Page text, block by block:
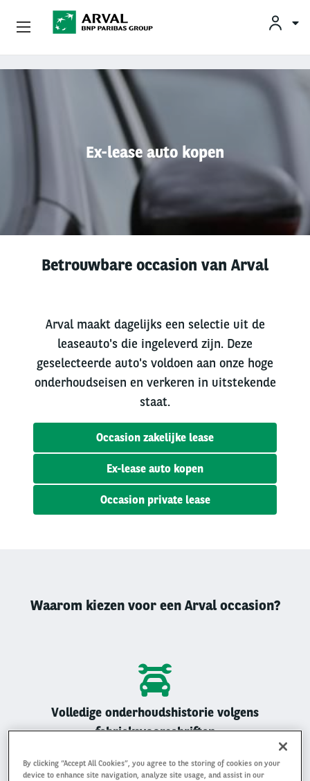
Overslaan en naar de inhoud gaan
Ex-lease auto kopen
Betrouwbare occasion van Arval
Arval maakt dagelijks een selectie uit de
leaseauto's die ingeleverd zijn. Deze
geselecteerde auto's voldoen aan onze hoge
onderhoudseisen en verkeren in uitstekende
staat.
Occasion zakelijke lease
Ex-lease auto kopen
Occasion private lease
Waarom kiezen voor een Arval occasion?
Volledige onderhoudshistorie volgens
fabrieksvoorschriften
Zakelijk Leasen
Klantenservice
By clicking “Accept All Cookies”, you agree to the storing of cookies on your
device to enhance site navigation, analyze site usage, and assist in our